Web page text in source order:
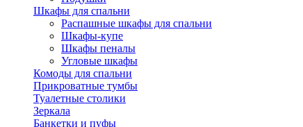
Шкафы для спальни
Распашные шкафы для спальни
Шкафы-купе
Шкафы пеналы
Угловые шкафы
Комоды для спальни
Прикроватные тумбы
Туалетные столики
Зеркала
Банкетки и пуфы